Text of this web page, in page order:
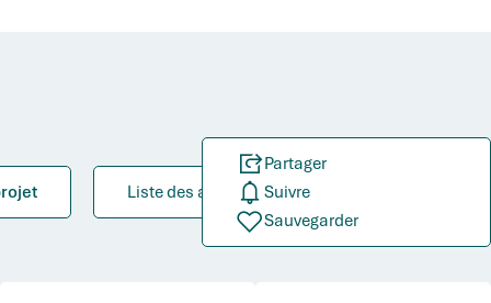
Liste des aides
Partager
Suivre
Sauvegarder